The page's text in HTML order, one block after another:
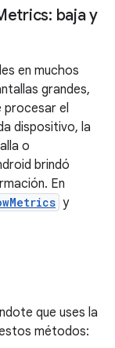
baja y
en muchos
grandes,
procesar el
dispositivo, la
o
brindó
En
y
que uses la
métodos: